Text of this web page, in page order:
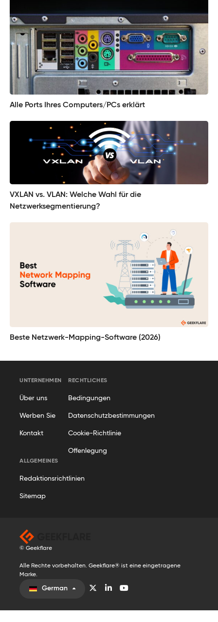
Alle Ports Ihres Computers/PCs erklärt
VXLAN vs. VLAN: Welche Wahl für die
Netzwerksegmentierung?
Beste Netzwerk-Mapping-Software (2026)
UNTERNEHMEN
Über uns
Werben Sie
Kontakt
RECHTLICHES
Bedingungen
Datenschutzbestimmungen
Cookie-Richtlinie
Offenlegung
ALLGEMEINES
Redaktionsrichtlinien
Sitemap
© Geekflare
Alle Rechte vorbehalten. Geekflare® ist eine eingetragene
Marke.
German